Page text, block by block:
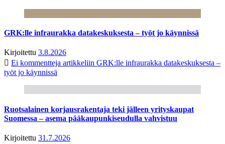
GRK:lle infraurakka datakeskuksesta – työt jo käynnissä
Kirjoitettu 3.8.2026
Ei kommentteja artikkeliin GRK:lle infraurakka datakeskuksesta –
työt jo käynnissä
Ruotsalainen korjausrakentaja teki jälleen yrityskaupat
Suomessa – asema pääkaupunkiseudulla vahvistuu
Kirjoitettu 31.7.2026